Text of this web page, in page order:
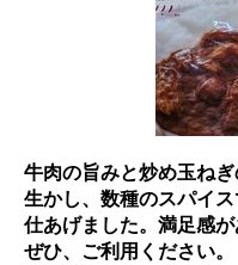
牛肉の旨みと炒め玉ね
生かし、数種のスパイ
仕あげました。満足感が
ぜひ、ご利用ください。